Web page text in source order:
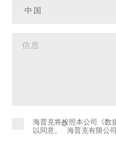
海普克将按照本公司《数
以同意。
©
海普克有限公